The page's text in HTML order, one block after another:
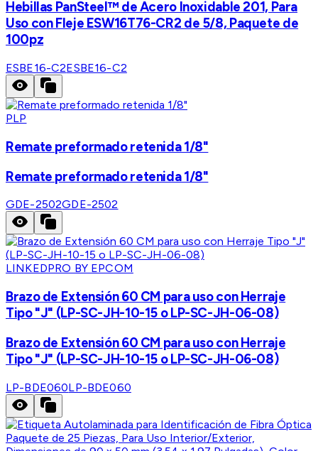
Hebillas PanSteel™ de Acero Inoxidable 201, Para
Uso con Fleje ESW16T76-CR2 de 5/8, Paquete de
100pz
ESBE16-C2ESBE16-C2
PLP
Remate preformado retenida 1/8"
Remate preformado retenida 1/8"
GDE-2502GDE-2502
LINKEDPRO BY EPCOM
Brazo de Extensión 60 CM para uso con Herraje
Tipo "J" (LP-SC-JH-10-15 o LP-SC-JH-06-08)
Brazo de Extensión 60 CM para uso con Herraje
Tipo "J" (LP-SC-JH-10-15 o LP-SC-JH-06-08)
LP-BDE060LP-BDE060